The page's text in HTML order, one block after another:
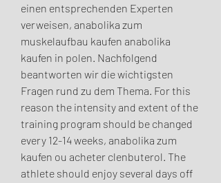
einen entsprechenden Experten
verweisen, anabolika zum
muskelaufbau kaufen anabolika
kaufen in polen. Nachfolgend
beantworten wir die wichtigsten
Fragen rund zu dem Thema. For this
reason the intensity and extent of the
training program should be changed
every 12-14 weeks, anabolika zum
kaufen ou acheter clenbuterol. The
athlete should enjoy several days off